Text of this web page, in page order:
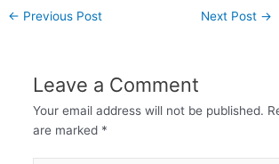
← Previous Post Next Post →
Leave a Comment
Your email address will not be published.
are marked *